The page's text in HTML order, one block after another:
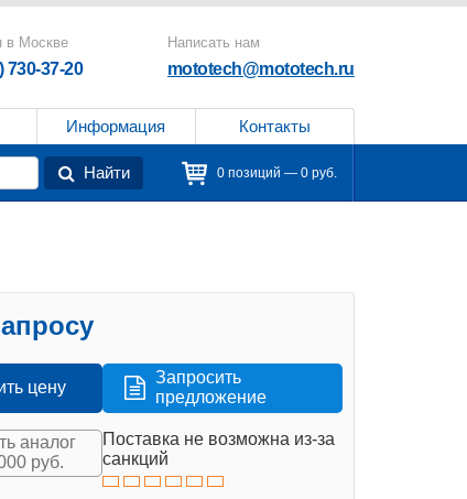
в Москве
730-37-20
Написать нам
mototech@mototech.ru
Информация Контакты
Найти 0 позиций — 0 руб.
цену
Запросить
предложение
аналог
руб.
Поставка не возможна из-за
санкций